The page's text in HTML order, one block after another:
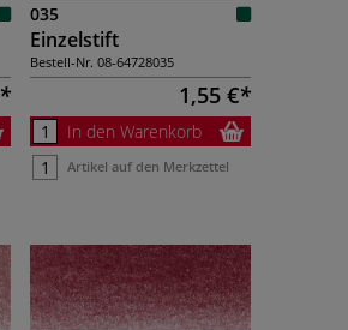
035
Einzelstift
Bestell-Nr. 08-64728035
1,55 €
In den Warenkorb
Artikel auf den Merkzettel